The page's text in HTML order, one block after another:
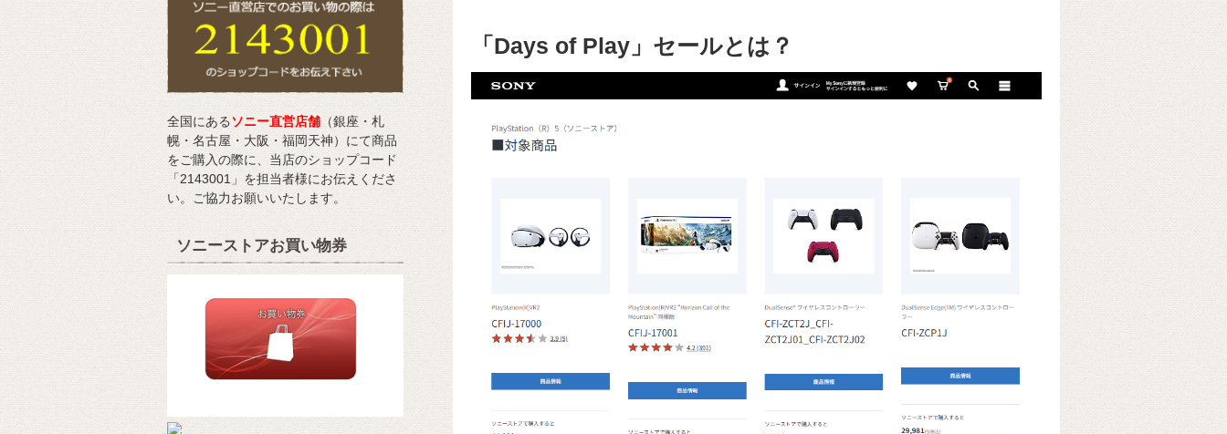
「Days of Play」セールとは？
全国にあるソニー直営店舗 （銀座・札
幌・名古屋・大阪・福岡天神）にて商品
をご購入の際に、当店のショップコード
「2143001」を担当者様にお伝えくださ
い。ご協力お願いいたします。
ソニーストアお買い物券